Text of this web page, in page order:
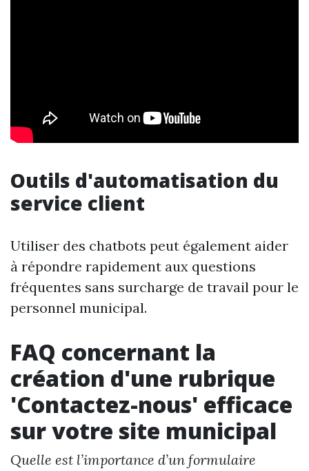
Outils d'automatisation du
service client
Utiliser des chatbots peut également aider
à répondre rapidement aux questions
fréquentes sans surcharge de travail pour le
personnel municipal.
FAQ concernant la
création d'une rubrique
'Contactez-nous' efficace
sur votre site municipal
Quelle est l’importance d’un formulaire